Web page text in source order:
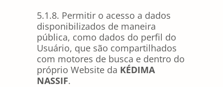
5.1.8. Permitir o acesso a dados
disponibilizados de maneira
pública, como dados do perfil do
Usuário, que são compartilhados
com motores de busca e dentro do
próprio Website da KÉDIMA
NASSIF.